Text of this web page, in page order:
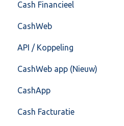
Bank(koppeling)
Import/Export
Postbus
Training & Consultancy
Overig
Cash Financieel
Boekhoud
Fiscaal
Overig
CashWeb
CashHero Layout
Mailen vanuit CASHWeb
Algemeen gebruik
API / Koppeling
Algemeen
Api 3.0 (SOAP API)
API 4.0 (REST API)
CashWeb app (Nieuw)
Veel gestelde vragen
CashApp
Cash Facturatie